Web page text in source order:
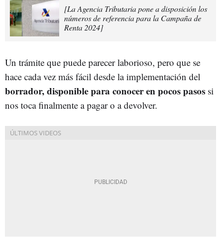
[La Agencia Tributaria pone a disposición los
números de referencia para la Campaña de
Renta 2024]
Un trámite que puede parecer laborioso, pero que se
hace cada vez más fácil desde la implementación del
borrador, disponible para conocer en pocos pasos si
nos toca finalmente a pagar o a devolver.